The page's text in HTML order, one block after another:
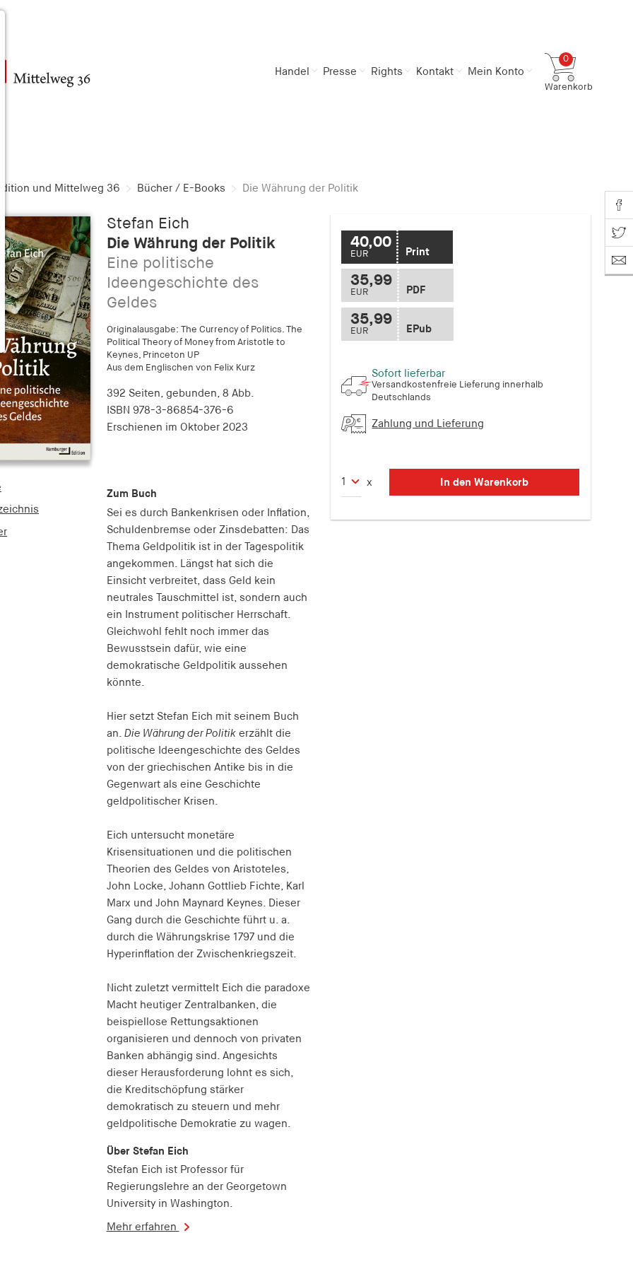
Handel Presse Rights Kontakt Mein Konto
0
Warenkorb
Zum Warenkorb
und Mittelweg 36 Bücher / E-Books Die Währung der Politik
Stefan Eich
Die Währung der Politik
Eine politische
Ideengeschichte des
Geldes
Originalausgabe: The Currency of Politics. The
Political Theory of Money from Aristotle to
Keynes, Princeton UP
Aus dem Englischen von Felix Kurz
392 Seiten, gebunden, 8 Abb.
ISBN 978-3-86854-376-6
Erschienen im Oktober 2023
Zum Buch
Sei es durch Bankenkrisen oder Inflation,
Schuldenbremse oder Zinsdebatten: Das
Thema Geldpolitik ist in der Tagespolitik
angekommen. Längst hat sich die
Einsicht verbreitet, dass Geld kein
neutrales Tauschmittel ist, sondern auch
ein Instrument politischer Herrschaft.
Gleichwohl fehlt noch immer das
Bewusstsein dafür, wie eine
demokratische Geldpolitik aussehen
könnte.
Hier setzt Stefan Eich mit seinem Buch
an. Die Währung der Politikerzählt die
politische Ideengeschichte des Geldes
von der griechischen Antike bis in die
Gegenwart als eine Geschichte
geldpolitischer Krisen.
Eich untersucht monetäre
Krisensituationen und die politischen
Theorien des Geldes von Aristoteles,
John Locke, Johann Gottlieb Fichte, Karl
Marx und John Maynard Keynes. Dieser
Gang durch die Geschichte führt u. a.
durch die Währungskrise 1797 und die
Hyperinflation der Zwischenkriegszeit.
Nicht zuletzt vermittelt Eich die paradoxe
Macht heutiger Zentralbanken, die
beispiellose Rettungsaktionen
organisieren und dennoch von privaten
Banken abhängig sind. Angesichts
dieser Herausforderung lohnt es sich,
die Kreditschöpfung stärker
demokratisch zu steuern und mehr
geldpolitische Demokratie zu wagen.
Über Stefan Eich
Stefan Eich ist Professor für
Regierungslehre an der Georgetown
University in Washington.
Mehr erfahren
40,00
EUR Print
35,99
EUR PDF
35,99
EUR EPub
Sofort lieferbar
Versandkostenfreie Lieferung innerhalb
Deutschlands
Zahlung und Lieferung
x In den Warenkorb
Share
Share on